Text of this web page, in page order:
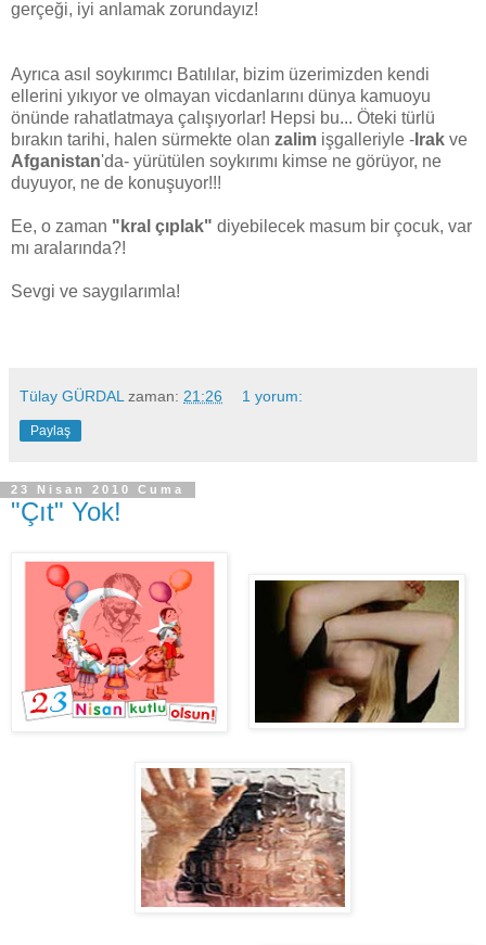
gerçeği, iyi anlamak zorundayız!
Ayrıca asıl soykırımcı Batılılar, bizim üzerimizden kendi
ellerini yıkıyor ve olmayan vicdanlarını dünya kamuoyu
önünde rahatlatmaya çalışıyorlar! Hepsi bu... Öteki türlü
bırakın tarihi, halen sürmekte olan zalim işgalleriyle - Irak ve
Afganistan'da- yürütülen soykırımı kimse ne görüyor, ne
duyuyor, ne de konuşuyor!!!
Ee, o zaman "kral çıplak" diyebilecek masum bir çocuk, var
mı aralarında?!
Sevgi ve saygılarımla!
Tülay GÜRDAL zaman: 21:26 1 yorum:
Paylaş
23 Nisan 2010 Cuma
"Çıt" Yok!